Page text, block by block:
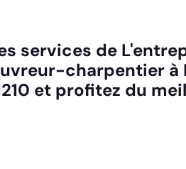
services de
charpentier à
et profitez du